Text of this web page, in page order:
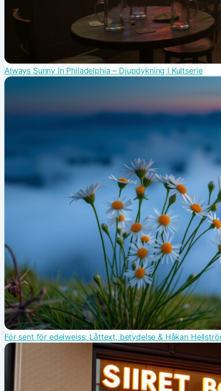
Always Sunny In Philadelphia – Djupdykning I Kultserie
För sent för edelweiss: Låttext, betydelse & Håkan